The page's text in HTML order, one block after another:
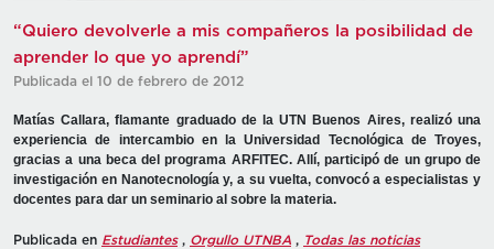
“Quiero devolverle a mis compañeros la posibilidad de
aprender lo que yo aprendí”
Publicada el 10 de febrero de 2012
Matías Callara, flamante graduado de la UTN Buenos Aires, realizó una
experiencia de intercambio en la Universidad Tecnológica de Troyes,
gracias a una beca del programa ARFITEC. Allí, participó de un grupo de
investigación en Nanotecnología y, a su vuelta, convocó a especialistas y
docentes para dar un seminario al sobre la materia.
Publicada en Estudiantes, Orgullo UTNBA , Todas las noticias